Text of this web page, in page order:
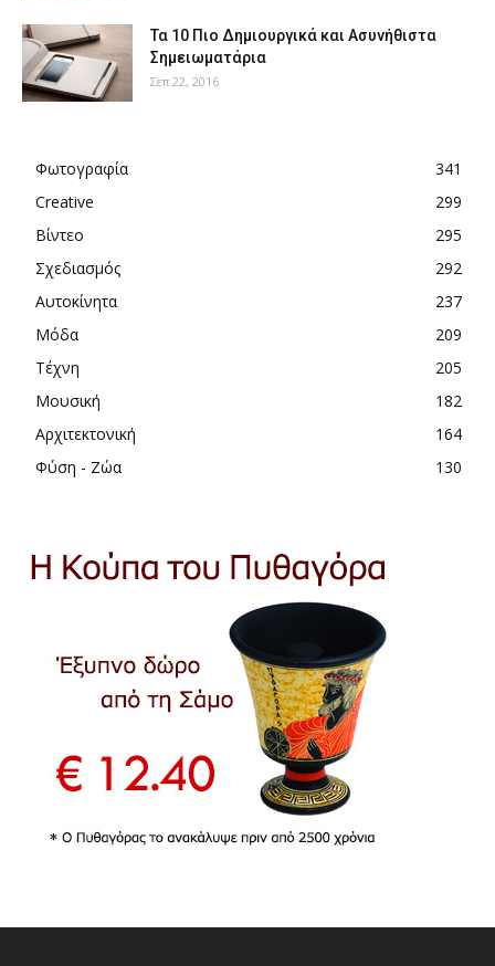
Τα 10 Πιο Δημιουργικά και Ασυνήθιστα
Σημειωματάρια
Σεπ 22, 2016
Φωτογραφία
341
Creative
299
Βίντεο
295
Σχεδιασμός
292
Αυτοκίνητα
237
Μόδα
209
Τέχνη
205
Μουσική
182
Αρχιτεκτονική
164
Φύση - Ζώα
130